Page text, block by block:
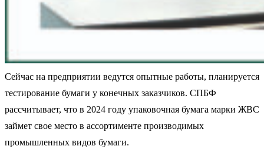
Сейчас на предприятии ведутся опытные работы, планируется
тестирование бумаги у конечных заказчиков. СПБФ
рассчитывает, что в 2024 году упаковочная бумага марки ЖВС
займет свое место в ассортименте производимых
промышленных видов бумаги.